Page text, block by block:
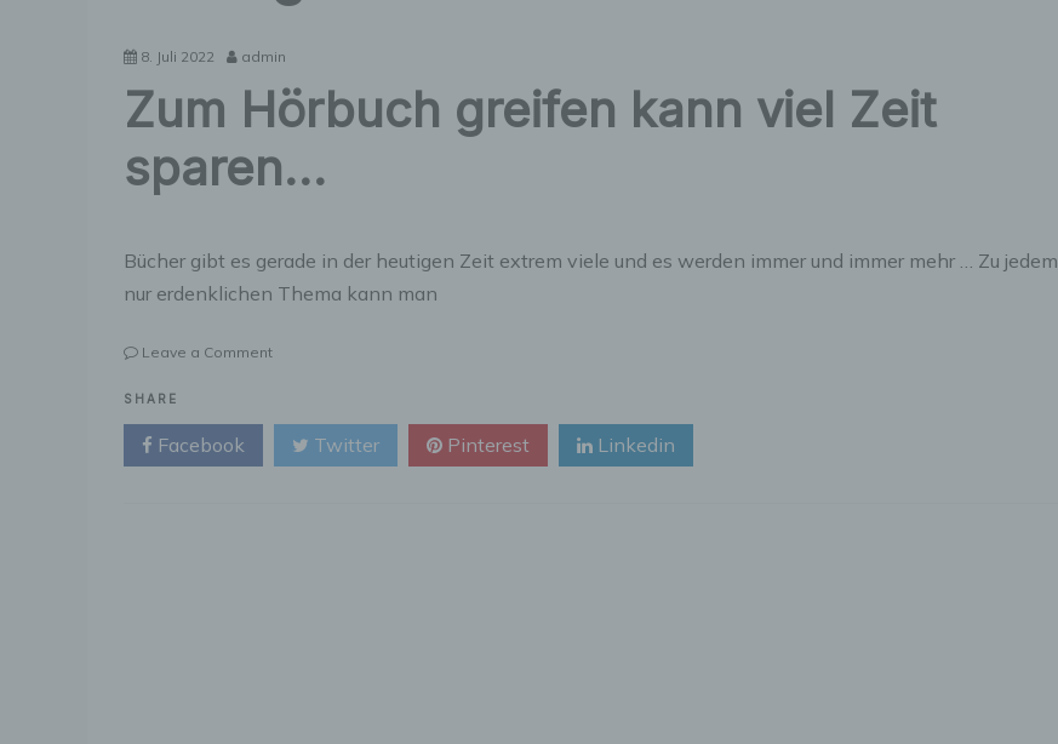
8. Juli 2022 admin
Zum Hörbuch greifen kann viel Zeit
sparen…
Bücher gibt es gerade in der heutigen Zeit extrem viele und es werden immer und immer mehr … Zu jedem
nur erdenklichen Thema kann man
Leave a Commenton
greifen
kann
viel
SHARE
Facebook Twitter Pinterest Linkedin